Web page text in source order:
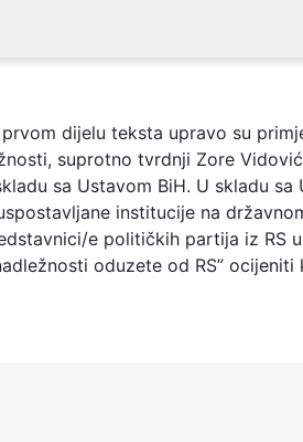
dijelu teksta upravo su
suprotno tvrdnji Zore
sa Ustavom BiH. U skladu sa
institucije na
e političkih partija iz RS
oduzete od RS” ocijeniti